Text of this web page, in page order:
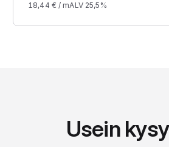
18,44 € / mALV 25,5%
Usein